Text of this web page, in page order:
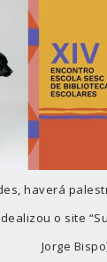
haverá
o site
Jorge